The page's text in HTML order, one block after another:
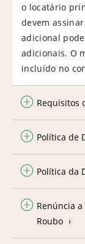
o locatário
devem
adicional
adicionais. O
incluído no
Requisitos
Política de
Política da
Renúncia
Roubo